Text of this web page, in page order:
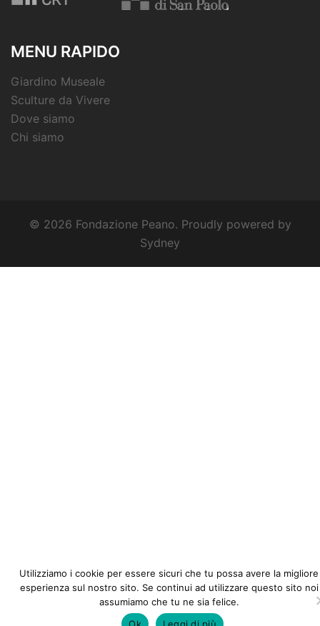
MENU RAPIDO
Giardino Museale
Sculture da Vivere
Dove siamo
Chi siamo
© 2026 Fondazione Peano. Proudly powered by
Sydney
Utilizziamo i cookie per essere sicuri che tu possa avere la migliore
esperienza sul nostro sito. Se continui ad utilizzare questo sito noi
assumiamo che tu ne sia felice.
Ok
Leggi di più